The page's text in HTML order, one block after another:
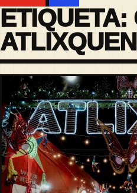
ETIQUETA: